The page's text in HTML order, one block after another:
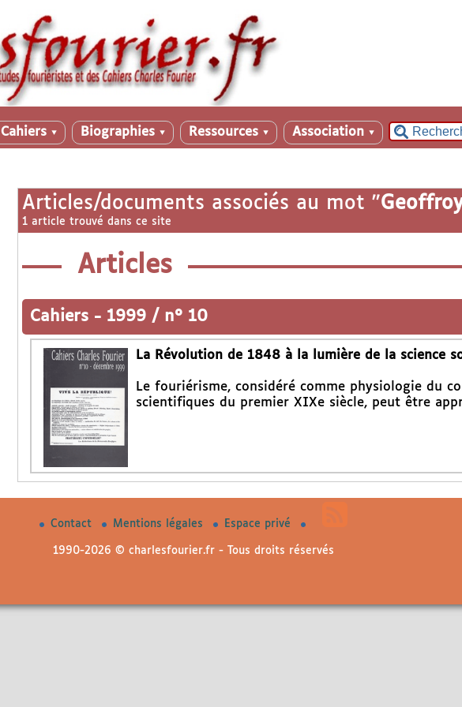
Cahiers ▼ Biographies ▼ Ressources ▼ Association ▼
Articles/documents associés au mot "
1 article trouvé dans ce site
Articles
Cahiers - 1999 / n° 10
La Révolution de 1848 à la lumière de la science
Le fouriérisme, considéré comme physiologie du
scientifiques du premier XIXe siècle, peut être
Contact Mentions légales Espace privé
1990-2026 © charlesfourier.fr - Tous droits réservés